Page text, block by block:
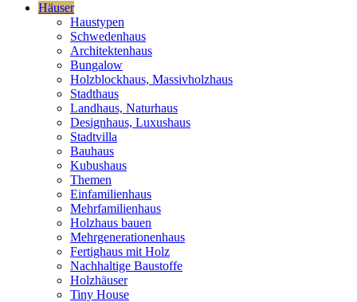
Häuser
Haustypen
Schwedenhaus
Architektenhaus
Bungalow
Holzblockhaus, Massivholzhaus
Stadthaus
Landhaus, Naturhaus
Designhaus, Luxushaus
Stadtvilla
Bauhaus
Kubushaus
Themen
Einfamilienhaus
Mehrfamilienhaus
Holzhaus bauen
Mehrgenerationenhaus
Fertighaus mit Holz
Nachhaltige Baustoffe
Holzhäuser
Tiny House